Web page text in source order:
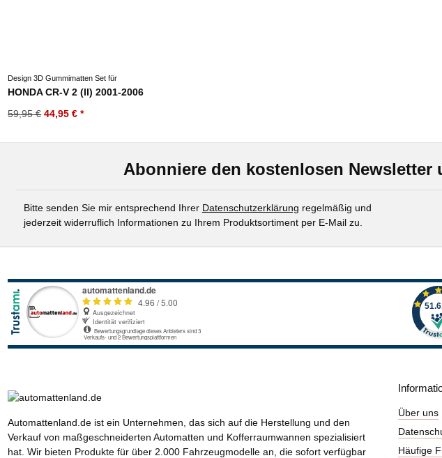
Design 3D Gummimatten Set für
HONDA CR-V 2 (II) 2001-2006
59,95 € 44,95 € *
Abonniere den kostenlosen Newsletter
Bitte senden Sie mir entsprechend Ihrer Datenschutzerklärung regelmäßig und
jederzeit widerruflich Informationen zu Ihrem Produktsortiment per E-Mail zu.
Automattenland.de ist ein Unternehmen, das sich auf die Herstellung und den
Verkauf von maßgeschneiderten Automatten und Kofferraumwannen spezialisiert
hat. Wir bieten Produkte für über 2.000 Fahrzeugmodelle an, die sofort verfügbar
Über uns
Häufige